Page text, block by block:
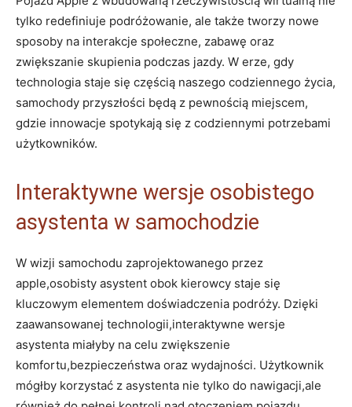
tylko redefiniuje podróżowanie, ale także tworzy nowe
sposoby na interakcje społeczne, zabawę oraz
zwiększanie skupienia podczas jazdy. W erze, gdy
technologia staje się częścią naszego codziennego życia,
samochody przyszłości będą z pewnością miejscem,
gdzie innowacje spotykają się z codziennymi potrzebami
użytkowników.
Interaktywne wersje osobistego
asystenta w samochodzie
W wizji samochodu zaprojektowanego przez
apple,osobisty asystent obok kierowcy staje się
kluczowym elementem doświadczenia podróży. Dzięki
zaawansowanej technologii,interaktywne wersje
asystenta miałyby na celu zwiększenie
komfortu,bezpieczeństwa oraz wydajności. Użytkownik
mógłby korzystać z asystenta nie tylko do nawigacji,ale